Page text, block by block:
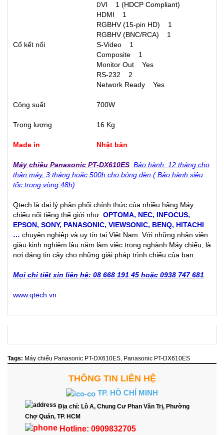
Cổ kết nối
DVI 1 (HDCP Compliant)
HDMI 1
RGBHV (15-pin HD) 1
RGBHV (BNC/RCA) 1
S-Video 1
Composite 1
Monitor Out Yes
RS-232 2
Network Ready Yes
Công suất 700W
Trọng lượng
Made in
16 Kg
Nhật bản
Máy chiếu Panasonic PT-DX610ES Bảo hành: 12 tháng cho
thân máy, 3 tháng hoặc 500h cho bóng đèn ( Bảo hành siêu
tốc trong vòng 48h)
Qtech là đại lý phân phối chính thức của nhiều hãng Máy
chiếu nổi tiếng thế giới như: OPTOMA, NEC, INFOCUS,
EPSON, SONY, PANASONIC, VIEWSONIC, BENQ, HITACHI
… chuyên nghiệp và uy tín tại Việt Nam. Với những nhân viên
giàu kinh nghiệm lâu năm làm việc trong nghành Máy chiếu, là
nơi đáng tin cậy cho những giải pháp trình chiếu của bạn.
Mọi chi tiết xin liên hệ: 08 668 191 45 hoặc 0938 747 681
www.qtech.vn
Tags: Máy chiếu Panasonic PT-DX610ES, Panasonic PT-DX610ES
THÔNG TIN LIÊN HỆ
TP. HỒ CHÍ MINH
Địa chỉ: Lô A, Chung Cư Phan Văn Trị, Phường
Chợ Quán, TP. HCM
Hotline: 0909832705